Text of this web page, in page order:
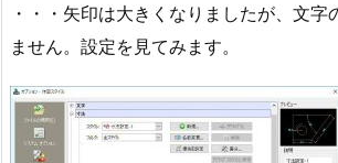
・・・矢印は大きくなりましたが、文字
ません。設定を見てみます。